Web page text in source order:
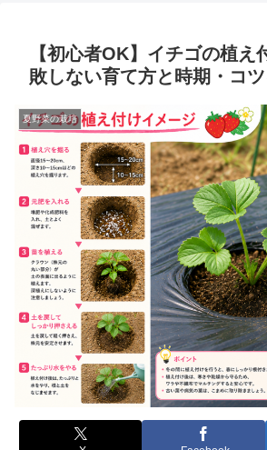
【初心者OK】イチゴの植え
敗しない育て方と時期・コ
夏野菜の栽培